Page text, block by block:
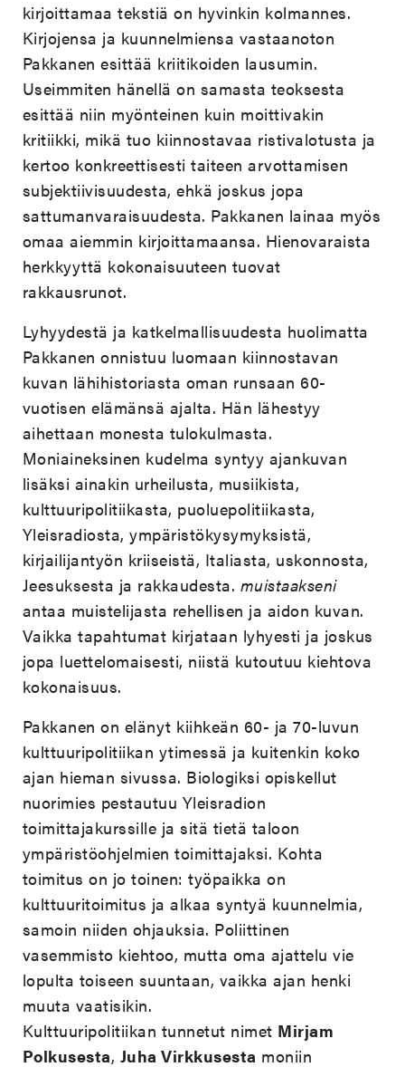
kirjoittamaa tekstiä on hyvinkin kolmannes.
Kirjojensa ja kuunnelmiensa vastaanoton
Pakkanen esittää kriitikoiden lausumin.
Useimmiten hänellä on samasta teoksesta
esittää niin myönteinen kuin moittivakin
kritiikki, mikä tuo kiinnostavaa ristivalotusta ja
kertoo konkreettisesti taiteen arvottamisen
subjektiivisuudesta, ehkä joskus jopa
sattumanvaraisuudesta. Pakkanen lainaa myös
omaa aiemmin kirjoittamaansa. Hienovaraista
herkkyyttä kokonaisuuteen tuovat
rakkausrunot.
Lyhyydestä ja katkelmallisuudesta huolimatta
Pakkanen onnistuu luomaan kiinnostavan
kuvan lähihistoriasta oman runsaan 60-
vuotisen elämänsä ajalta. Hän lähestyy
aihettaan monesta tulokulmasta.
Moniaineksinen kudelma syntyy ajankuvan
lisäksi ainakin urheilusta, musiikista,
kulttuuripolitiikasta, puoluepolitiikasta,
Yleisradiosta, ympäristökysymyksistä,
kirjailijantyön kriiseistä, Italiasta, uskonnosta,
Jeesuksesta ja rakkaudesta. muistaakseni
antaa muistelijasta rehellisen ja aidon kuvan.
Vaikka tapahtumat kirjataan lyhyesti ja joskus
jopa luettelomaisesti, niistä kutoutuu kiehtova
kokonaisuus.
Pakkanen on elänyt kiihkeän 60- ja 70-luvun
kulttuuripolitiikan ytimessä ja kuitenkin koko
ajan hieman sivussa. Biologiksi opiskellut
nuorimies pestautuu Yleisradion
toimittajakurssille ja sitä tietä taloon
ympäristöohjelmien toimittajaksi. Kohta
toimitus on jo toinen: työpaikka on
kulttuuritoimitus ja alkaa syntyä kuunnelmia,
samoin niiden ohjauksia. Poliittinen
vasemmisto kiehtoo, mutta oma ajattelu vie
lopulta toiseen suuntaan, vaikka ajan henki
muuta vaatisikin.
Kulttuuripolitiikan tunnetut nimet Mirjam
Polkusesta, Juha Virkkusesta moniin